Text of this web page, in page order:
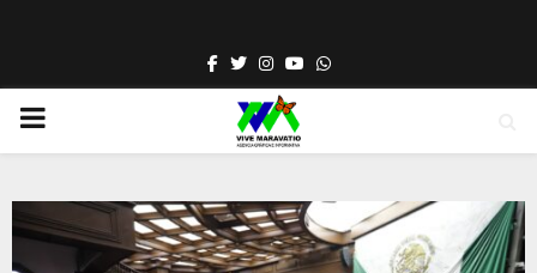
Facebook
TwitterInstagram
YoutubeWhatsapp
PRIMARY